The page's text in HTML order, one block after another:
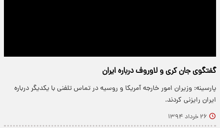
گفتگوی جان کری و لاوروف درباره ایران
پارسینه: وزیران امور خارجه آمریکا و روسیه در تماس تلفنی با یکدیگر درباره
ایران رایزنی کردند.
۲۶ خرداد ۱۳۹۴